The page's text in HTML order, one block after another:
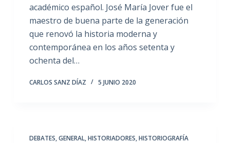
académico español. José María Jover fue el
maestro de buena parte de la generación
que renovó la historia moderna y
contemporánea en los años setenta y
ochenta del…
CARLOS SANZ DÍAZ 5 JUNIO 2020
DEBATES,GENERAL,HISTORIADORES,HISTORIOGRAFÍA